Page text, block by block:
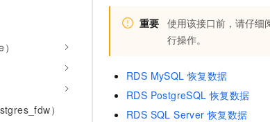
）
重要 使用该接口前，请仔细
行操作。
RDS MySQL 恢复数据
RDS PostgreSQL 恢复数据
RDS SQL Server 恢复数据
千问AI平台-模型体验
在线体验全尺寸、多种模态的模型效果
Happy 系列大模型
助力企业全员 AI 认知与能力提升
行业生态解决方案
开发者生态解决方案
AI 开发和 AI 应用解决方案